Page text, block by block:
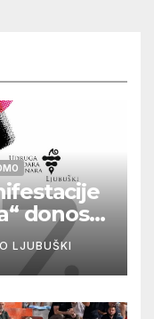
donosi
i
LJUBUŠKI